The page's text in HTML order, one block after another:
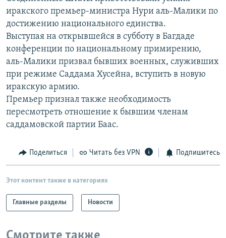
поиску
СИБИРЬ.РЕАЛИИ
РАСПИСАНИЕ ВЕЩАНИЯ
ПОДПИШИТЕСЬ НА РАССЫЛКУ
Все сайты РСЕ/РС
иракского премьер-министра Нури аль-Малики по
достижению национального единства.
Выступая на открывшейся в субботу в Багдаде
конференции по национальному примирению,
аль-Малики призвал бывших военных, служивших
при режиме Саддама Хусейна, вступить в новую
иракскую армию.
Премьер признал также необходимость
пересмотреть отношение к бывшим членам
саддамовской партии Баас.
Поделиться Читать без VPN Подпишитесь
Этот контент также в категориях
Главные разделы Новости